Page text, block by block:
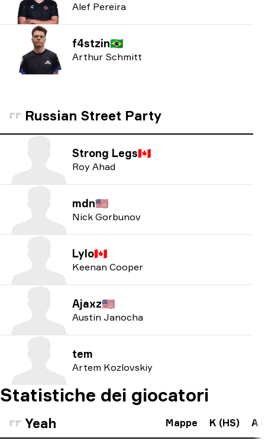
Alef Pereira
f4stzin🇧🇷
Arthur Schmitt
Russian Street Party
Strong Legs🇨🇦
Roy Ahad
mdn🇺🇸
Nick Gorbunov
Lylo🇨🇦
Keenan Cooper
Ajaxz🇺🇸
Austin Janocha
tem
Artem Kozlovskiy
Statistiche dei giocatori
Yeah Mappe K (HS) A